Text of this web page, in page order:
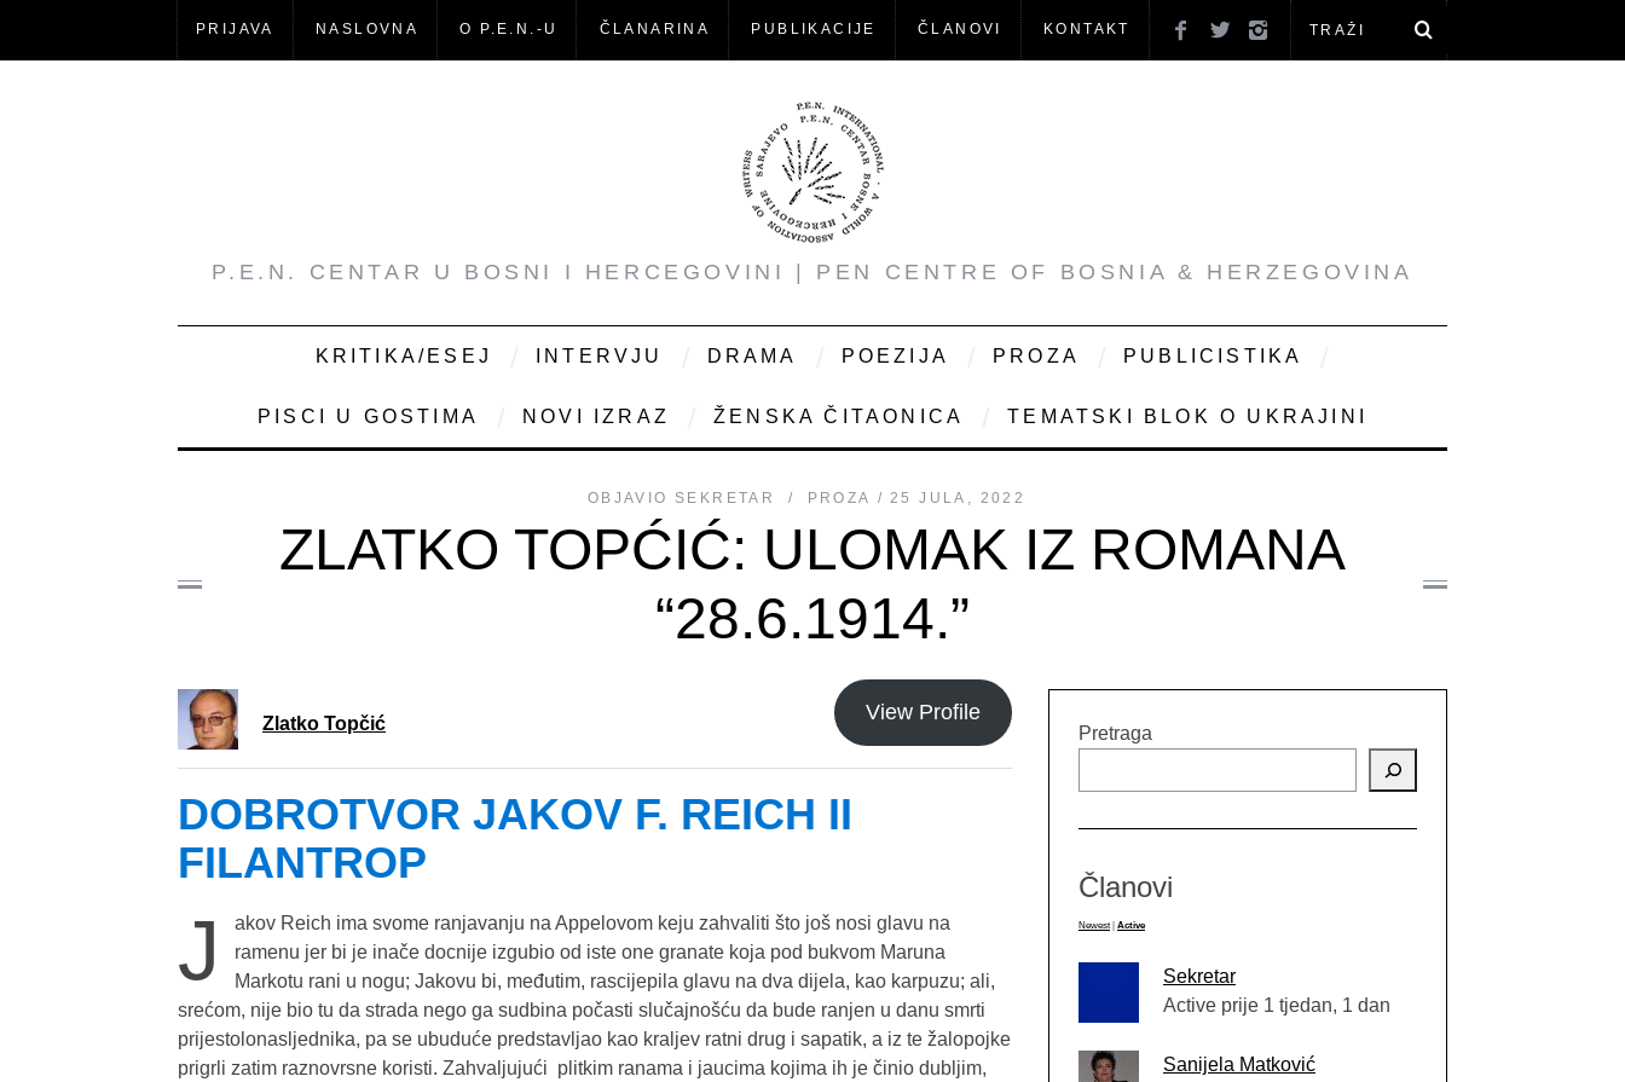
PRIJAVA NASLOVNA O P.E.N.-U ČLANARINA PUBLIKACIJE ČLANOVI KONTAKT
P.E.N. CENTAR U BOSNI I HERCEGOVINI | PEN CENTRE OF BOSNIA & HERZEGOVINA
KRITIKA/ESEJ INTERVJU DRAMA POEZIJA PROZA PUBLICISTIKA
PISCI U GOSTIMA NOVI IZRAZ ŽENSKA ČITAONICA TEMATSKI BLOK O UKRAJINI
OBJAVIO SEKRETAR PROZA 25 JULA, 2022
ZLATKO TOPĆIĆ: ULOMAK IZ ROMANA
“28.6.1914.”
Zlatko Topčić View Profile
DOBROTVOR JAKOV F. REICH II
FILANTROP
J
akov Reich ima svome ranjavanju na Appelovom keju zahvaliti što još nosi glavu na
ramenu jer bi je inače docnije izgubio od iste one granate koja pod bukvom Maruna
Markotu rani u nogu; Jakovu bi, međutim, rascijepila glavu na dva dijela, kao karpuzu; ali,
srećom, nije bio tu da strada nego ga sudbina počasti slučajnošću da bude ranjen u danu smrti
prijestolonasljednika, pa se ubuduće predstavljao kao kraljev ratni drug i sapatik, a iz te žalopojke
prigrli zatim raznovrsne koristi. Zahvaljujući plitkim ranama i jaucima kojima ih je činio dubljim,
Pretraga
Članovi
Newest Active
Sekretar
Active prije 1 tjedan, 1 dan
Sanijela Matković